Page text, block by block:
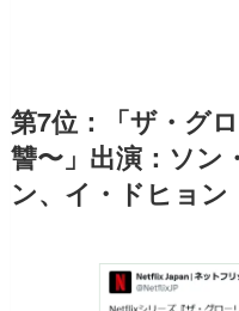
第7位：「ザ・グ
讐〜」出演：ソン
ン、イ・ドヒョン